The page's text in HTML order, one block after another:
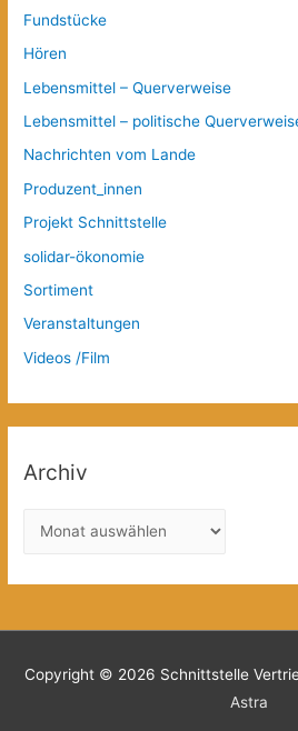
Fundstücke
Hören
Lebensmittel – Querverweise
Lebensmittel – politische
Nachrichten vom Lande
Produzent_innen
Projekt Schnittstelle
solidar-ökonomie
Sortiment
Veranstaltungen
Videos /Film
Archiv
c
v
Copyright © 2026 Schnittstelle
Astra